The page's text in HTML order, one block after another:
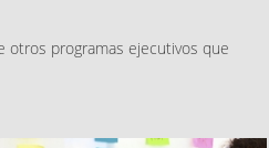
otros programas ejecutivos que